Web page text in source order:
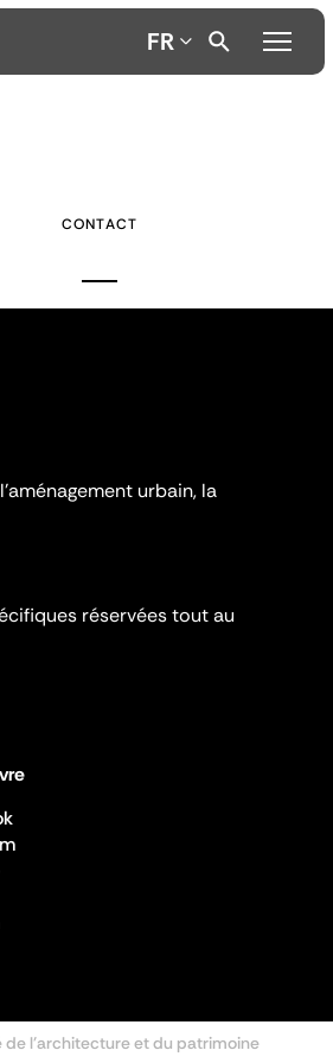
FR
CONTACT
urbain, la
réservées tout au
de l'architecture et du patrimoine